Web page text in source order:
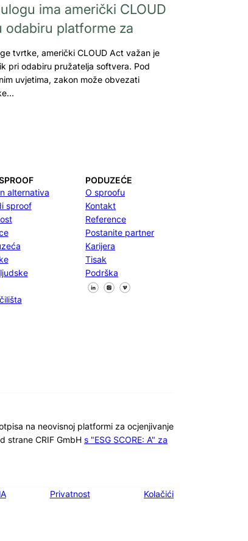
ima američki CLOUD
odabiru platforme za
tvrtke, američki CLOUD Act važan je
pri odabiru pružatelja softvera. Pod
uvjetima, zakon može obvezati
alternativa
sproof
PODUZEĆE
O sproofu
Kontakt
Reference
Postanite partner
Karijera
Tisak
Podrška
Pratite nas na Facebooku
Pratite nas na X
Pratite nas na LinkedInu
na neovisnoj platformi za ocjenjivanje
strane CRIF GmbH s "ESG SCORE: A" za
Privatnost Kolačići